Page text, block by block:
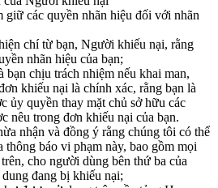
giữ các quyền nhãn hiệu đối với nhãn
chí từ bạn, Người khiếu nại, rằng
nhãn hiệu của bạn;
bạn chịu trách nhiệm nếu khai man,
khiếu nại là chính xác, rằng bạn là
ủy quyền thay mặt chủ sở hữu các
nêu trong đơn khiếu nại của bạn.
nhận và đồng ý rằng chúng tôi có thể
thông báo vi phạm này, bao gồm mọi
cho người dùng bên thứ ba của
đang bị khiếu nại;